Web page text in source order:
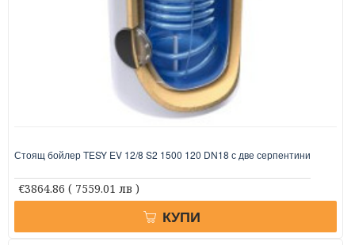
Стоящ бойлер TESY EV 12/8 S2 1500 120 DN18 с две серпентини
€3864.86 ( 7559.01 лв )
КУПИ